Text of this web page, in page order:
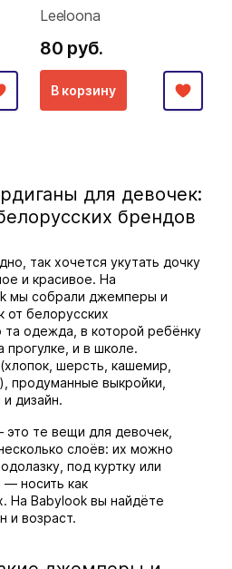
Leeloona
80 руб.
В корзину
для девочек:
брендов
так хочется укутать дочку
и красивое. На
мы собрали джемперы и
от белорусских
одежда, в которой ребёнку
и в школе.
шерсть, кашемир,
продуманные выкройки,
дизайн.
те вещи для девочек,
слоёв: их можно
под куртку или
носить как
На Babylook вы найдёте
и возраст.